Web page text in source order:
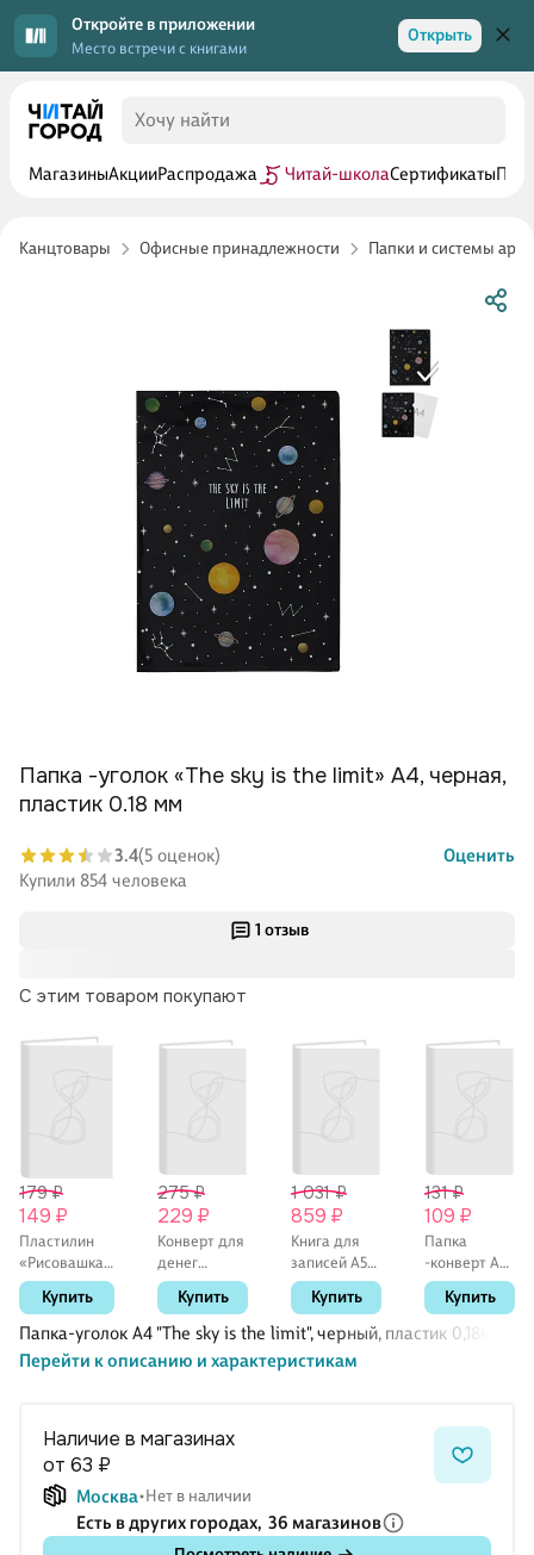
Откройте в приложении
Место встречи с книгами
Открыть
МагазиныАкцииРаспродажа Читай-школаСертификаты
Канцтовары Офисные принадлежности Папки и системы
1 отзыв
Папка-уголок А4 "The sky is the limit", черный, пластик 0,18мм
Перейти к описанию и характеристикам
С этим товаром покупают
179 ₽
149 ₽
Пластилин
«Рисовашка»,
6 цветов, 90
г, Рисовашка
Купить
275 ₽
229 ₽
Конверт для
денег
"Золото", 5
штук в
упаковке, в
ассортименте
Купить
1 031 ₽
859 ₽
Книга для
записей А5
96 листов в
клетку, "Joy
Book.
Черный
уголь"
Купить
131 ₽
109 ₽
Папка
-конверт А4
на кнопке
«NEWtone
PASTEL», в
Купить
Папка -уголок «The sky is the limit» А4, черная,
пластик 0.18 мм
3.4(5 оценок)
Оценить
Купили 854 человека
Наличие в магазинах
от 63 ₽
Москва Нет в наличии
Есть в других городах, 36 магазинов